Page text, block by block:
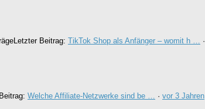
Letzter Beitrag: TikTok Shop als Anfänger – womit h … ·
Welche Affiliate-Netzwerke sind be … · vor 3 Jahren